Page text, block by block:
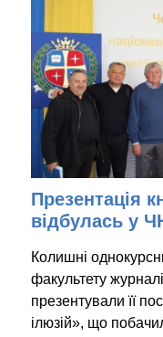
Презентація
відбулась у
Колишні
факультету
презентували її
ілюзій», що